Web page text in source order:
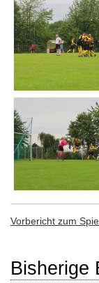
Vorbericht zum
Bisherige